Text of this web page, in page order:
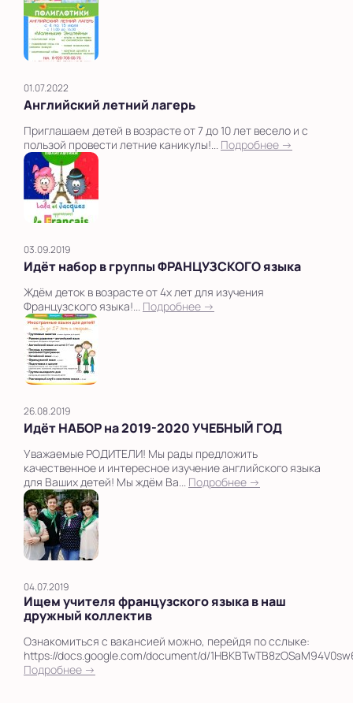
01.07.2022
Английский летний лагерь
Приглашаем детей в возрасте от 7 до 10 лет весело и с
пользой провести летние каникулы!... Подробнее →
03.09.2019
Идёт набор в группы ФРАНЦУЗСКОГО языка
Ждём деток в возрасте от 4х лет для изучения
Французского языка!... Подробнее →
26.08.2019
Идёт НАБОР на 2019-2020 УЧЕБНЫЙ ГОД
Уважаемые РОДИТЕЛИ! Мы рады предложить
качественное и интересное изучение английского языка
для Ваших детей! Мы ждём Ва... Подробнее →
04.07.2019
Ищем учителя французского языка в наш
дружный коллектив
Ознакомиться с вакансией можно, перейдя по сслыке:
https://docs.google.com/document/d/
Подробнее →